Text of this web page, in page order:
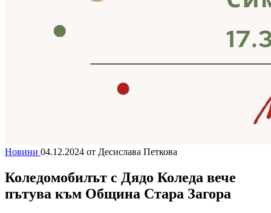
Новини 04.12.2024 от Десислава Петкова
Коледомобилът с Дядо Коледа вече
пътува към Община Стара Загора